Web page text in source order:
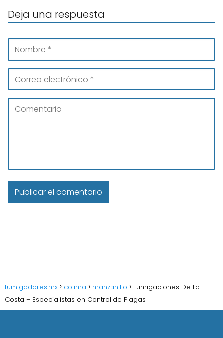
Deja una respuesta
fumigadores.mx colima manzanillo
Fumigaciones De La
Costa – Especialistas en Control de Plagas